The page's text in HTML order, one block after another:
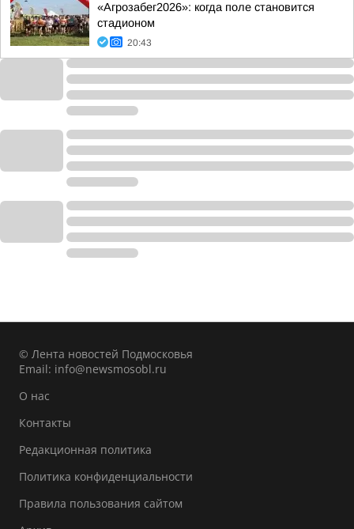
«Агрозабег2026»: когда поле становится
стадионом
20:43
© Лента новостей Подмосковья
Email: info@newsmosobl.ru
О нас
Контакты
Редакционная политика
Политика конфиденциальности
Правила пользования сайтом